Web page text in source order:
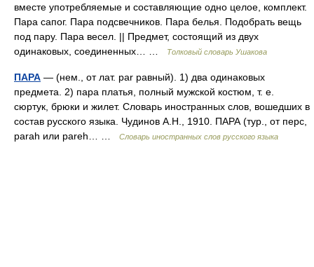
вместе употребляемые и составляющие одно целое, комплект.
Пара сапог. Пара подсвечников. Пара белья. Подобрать вещь
под пару. Пара весел. || Предмет, состоящий из двух
одинаковых, соединенных… …
Толковый словарь Ушакова
ПАРА — (нем., от лат. par равный). 1) два одинаковых
предмета. 2) пара платья, полный мужской костюм, т. е.
сюртук, брюки и жилет. Словарь иностранных слов, вошедших в
состав русского языка. Чудинов А.Н., 1910. ПАРА (тур., от перс,
parah или pareh… …
Словарь иностранных слов русского языка